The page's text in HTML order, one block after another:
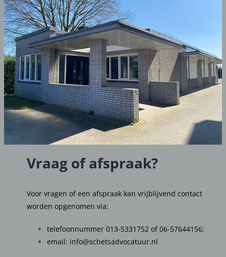
Vraag of afspraak?
Voor vragen of een afspraak kan vrijblijvend contact
worden opgenomen via:
telefoonnummer 013-5331752of06-57644156;
email: info@schetsadvocatuur.nl